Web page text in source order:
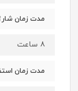
مدت زمان
8 ساعت
مدت زمان